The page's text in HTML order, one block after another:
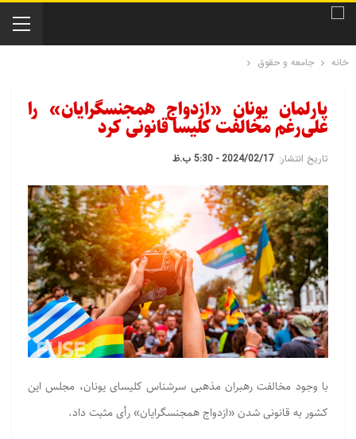
خانه جامعه و حقوق
پارلمان یونان «ازدواج همجنسگرایان» را
علی‌رغم مخالفت کلیسا قانونی کرد
تاریخ انتشار: 2024/02/17 - 5:30 ب.ظ
با وجود مخالفت رهبران مذهبی سرشناس کلیسای یونان، مجلس این
کشور به قانونی شدن «ازدواج همجنسگرایان» رأی مثبت داد.